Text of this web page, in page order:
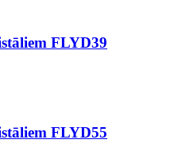
FLYD39
FLYD55